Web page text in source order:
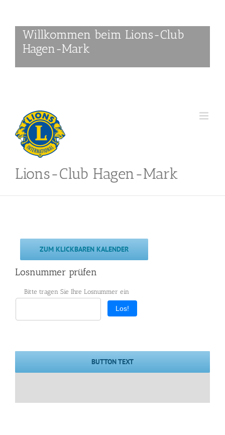
content
Willkommen beim Lions-Club
Hagen-Mark
Lions-Club Hagen-Mark
ZUM KLICKBAREN KALENDER
Losnummer prüfen
Bitte tragen Sie Ihre Losnummer ein
Los!
BUTTON TEXT